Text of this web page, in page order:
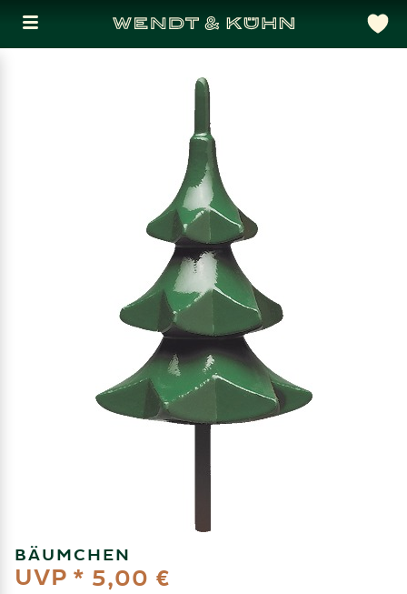
BÄUMCHEN
UVP * 5,00 €